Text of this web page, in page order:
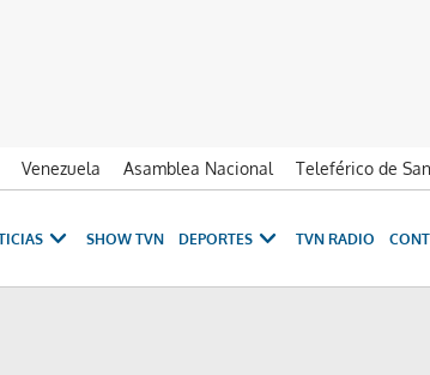
Venezuela Asamblea Nacional
Teleférico de
SHOW TVN DEPORTES TVN RADIO